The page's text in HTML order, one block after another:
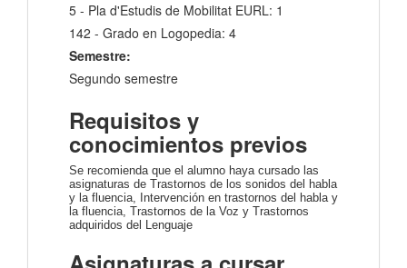
5 - Pla d'Estudis de Mobilitat EURL: 1
142 - Grado en Logopedia: 4
Semestre:
Segundo semestre
Requisitos y
conocimientos previos
Se recomienda que el alumno haya cursado las
asignaturas de Trastornos de los sonidos del habla
y la fluencia, Intervención en trastornos del habla y
la fluencia, Trastornos de la Voz y Trastornos
adquiridos del Lenguaje